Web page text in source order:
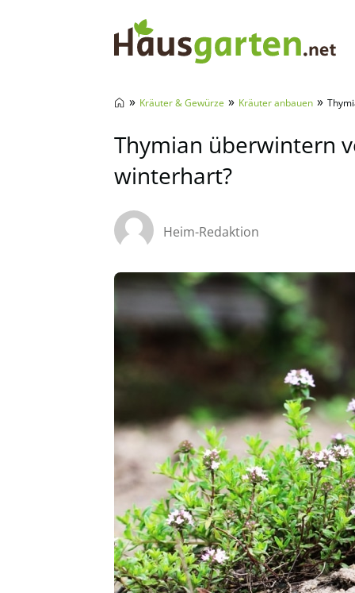
» Kräuter & Gewürze » Kräuter anbauen »
Thymian überwintern
winterhart?
Heim-Redaktion